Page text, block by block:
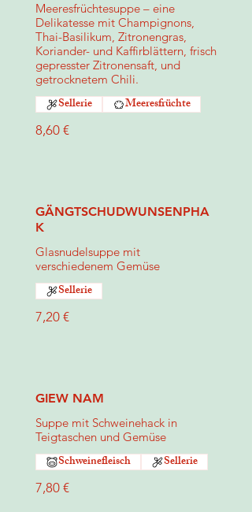
Meeresfrüchtesuppe – eine
Delikatesse mit Champignons,
Thai-Basilikum, Zitronengras,
Koriander- und Kaffirblättern, frisch
gepresster Zitronensaft, und
getrocknetem Chili.
8,60 €
Sellerie Meeresfrüchte
GÄNGTSCHUDWUNSENPHA
K
Glasnudelsuppe mit
verschiedenem Gemüse
7,20 €
Sellerie
GIEW NAM
Suppe mit Schweinehack in
Teigtaschen und Gemüse
7,80 €
Schweinefleisch Sellerie